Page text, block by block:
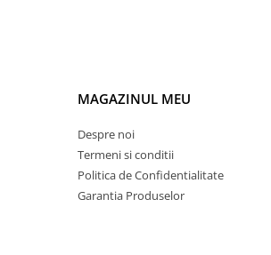
Potentiometre si semireglabile
Smart Home
Accesorii trotinete electrice
Lichidare de stoc
MAGAZINUL MEU
Despre noi
Termeni si conditii
Politica de Confidentialitate
Garantia Produselor